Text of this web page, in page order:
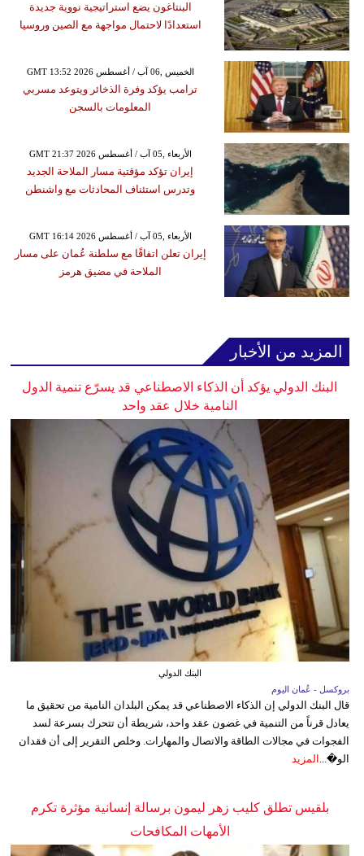
البنتاغون يضع استراتيجية نووية جديدة
استعدادًا لاحتمال مواجهة مع الصين وروسيا
GMT 13:52 2026 الخميس ,06 آب / أغسطس
ترامب يؤكد وفرة الذخائر ويتوعد مسربي
المعلومات بالسجن
GMT 21:37 2026 الأربعاء ,05 آب / أغسطس
إيران تؤكد مؤقتية مسار الملاحة الجديد
وتدرس استئناف المحادثات مع واشنطن
GMT 16:14 2026 الأربعاء ,05 آب / أغسطس
إيران تعلن اتفاقًا مع سلطنة عُمان على مسار
الملاحة في مضيق هرمز
المزيد من الأخبار
البنك الدولي يؤكد أن الذكاء الاصطناعي قد يسرّع تنمية الدول
النامية خلال عقد واحد
البنك الدولي
بروكسل - عُمان اليوم
قال البنك الدولي إن الذكاء الاصطناعي قد يمكن البلدان النامية من تحقيق ما
يعادل قرناً من التنمية في غضون عقد واحد، شريطة أن تتحرك بسرعة لسد
الفجوات في مجالات الطاقة والاتصال والمهارات. وخلص التقرير إلى أن فقدان
الو�... المزيد
بلقيس تطلق كليب زهر ليمون برسالة إنسانية مؤثرة تكرم
الأمهات المكافحات